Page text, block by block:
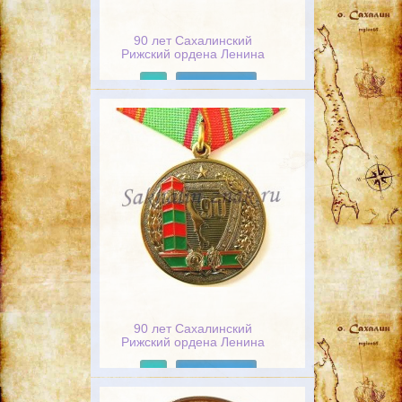
90 лет Сахалинский
Рижский ордена Ленина
пограничный отряд 1925-
2015
90 лет Сахалинский
Рижский ордена Ленина
пограничный отряд 1925-
2015